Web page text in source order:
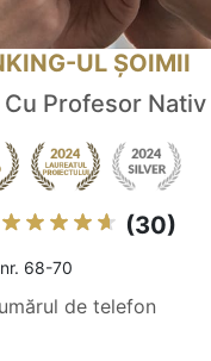
UL ȘOIMII
Profesor Nativ
(30)
68-70
de telefon